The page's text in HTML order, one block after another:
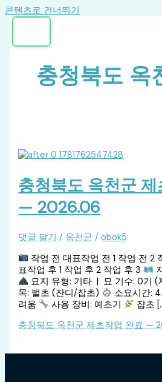
콘텐츠로 건너뛰기
충청북도 옥
충청북도 옥천군
— 2026.06
댓글 달기 / 옥천군 /obok5
작업 전 대표작업 전 1 작업 전 2
표작업 후 1 작업 후 2 작업 후 3
묘지 유형: 기타 | 묘 기수: 0기 (
목: 벌초 (잔디/잡초)
소요시간:
려움
사용 장비: 예초기
잡초
충청북도 옥천군 제초작업 완료 —